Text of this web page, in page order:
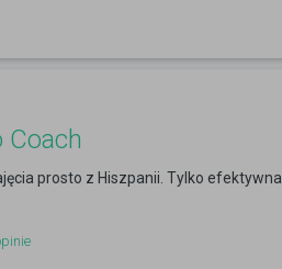
Coach
prosto z Hiszpanii. Tylko efektywna